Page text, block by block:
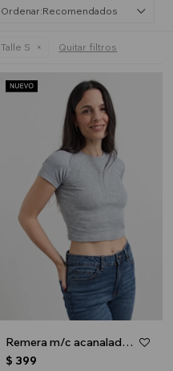
Recomendados
Talle S Quitar filtros
Remera m/c acanalada cuello a la base - Gris melange
$ 399